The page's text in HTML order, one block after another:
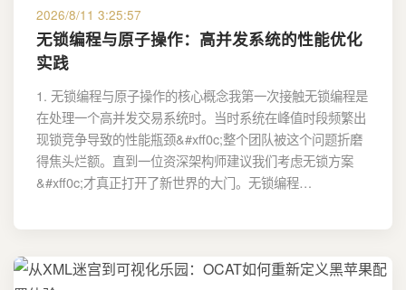
2026/8/11 3:25:57
无锁编程与原子操作：高并发系统的性能优化
实践
1. 无锁编程与原子操作的核心概念我第一次接触无锁编程是
在处理一个高并发交易系统时。当时系统在峰值时段频繁出
现锁竞争导致的性能瓶颈&#xff0c;整个团队被这个问题折磨
得焦头烂额。直到一位资深架构师建议我们考虑无锁方案
&#xff0c;才真正打开了新世界的大门。无锁编程…